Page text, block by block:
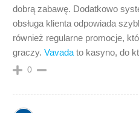
dobrą zabawę. Dodatkowo
obsługa klienta odpowiada
również regularne promocje,
graczy. Vavada to kasyno, do
0